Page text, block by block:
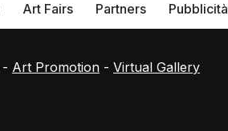
Art Fairs Partners Pubblicità
- Art Promotion - Virtual Gallery